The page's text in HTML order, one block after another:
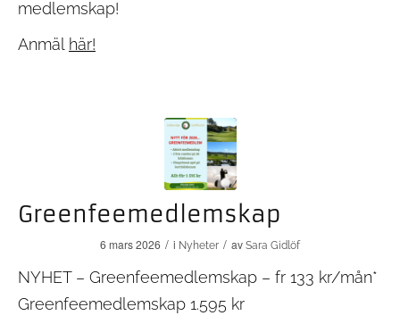
medlemskap!
Anmäl här!
Greenfeemedlemskap
6 mars 2026 / i Nyheter / av Sara Gidlöf
NYHET – Greenfeemedlemskap – fr 133 kr/mån*
Greenfeemedlemskap 1.595 kr